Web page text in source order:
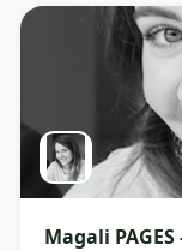
Magali